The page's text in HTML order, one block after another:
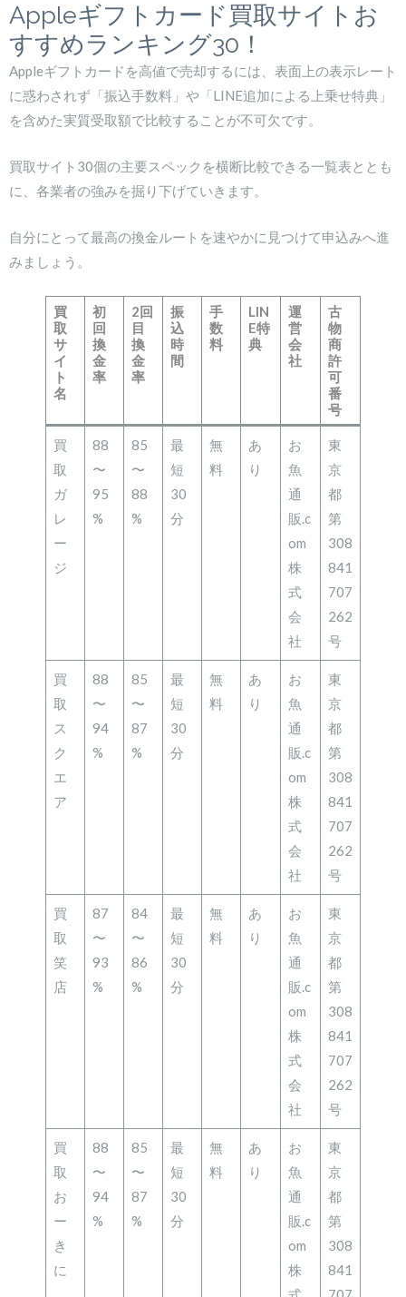
Appleギフトカード買取サイトお
すすめランキング30！
Appleギフトカードを高値で売却するには、表面上の表示レート
に惑わされず「振込手数料」や「LINE追加による上乗せ特典」
を含めた実質受取額で比較することが不可欠です。
買取サイト30個の主要スペックを横断比較できる一覧表ととも
に、各業者の強みを掘り下げていきます。
自分にとって最高の換金ルートを速やかに見つけて申込みへ進
みましょう。
買
取
サ
イ
ト
名
初
回
換
金
率
2回
目
換
金
率
振
込
時
間
手
数
料
LIN
E特
典
運
営
会
社
古
物
商
許
可
番
号
買
取
ガ
レ
ー
ジ
88
〜
95
%
85
〜
88
%
最
短
30
分
無
料
あ
り
お
魚
通
販.c
om
株
式
会
社
東
京
都
第
308
841
707
262
号
買
取
ス
ク
エ
ア
88
〜
94
%
85
〜
87
%
最
短
30
分
無
料
あ
り
お
魚
通
販.c
om
株
式
会
社
東
京
都
第
308
841
707
262
号
買
取
笑
店
87
〜
93
%
84
〜
86
%
最
短
30
分
無
料
あ
り
お
魚
通
販.c
om
株
式
会
社
東
京
都
第
308
841
707
262
号
買
取
お
ー
き
に
88
〜
94
%
85
〜
87
%
最
短
30
分
無
料
あ
り
お
魚
通
販.c
om
株
東
京
都
第
308
841